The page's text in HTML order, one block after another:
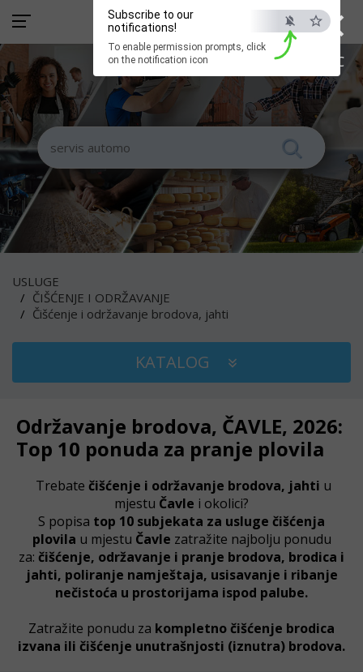
×
ESC
Subscribe to our
notifications!
To enable permission prompts, click
on the notification icon
USLUGE
ČIŠĆENJE I ODRŽAVANJE
Čišćenje i održavanje brodova, jahti
KATALOG
Održavanje brodova, ČAVLE, 2026:
Top 10 ponuda za pranje plovila
Trebate čišćenje i održavanje brodova, jahti u
mjestu Čavle i okolici?
S popisa top 10 subjekata za usluge čišćenja
plovila u mjestu Čavle zatražite najbolju ponudu
za: čišćenje, održavanje i pranje brodova, brodica i
jahti, poliranje namještaja, usisavanje i ribanje
nečistoća u prostorijama ispod palube.
Zatražite ponudu za kompletno čišćenje brodica
izvana ili čišćenje unutrašnjosti (iznutra) brodova.